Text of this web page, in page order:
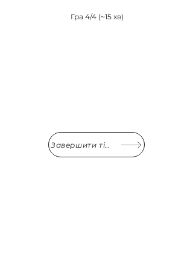
Гра 4/4 (~15 хв)
Завершити тімбілдінг